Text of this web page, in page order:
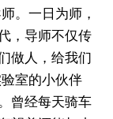
。一日为师，
，导师不仅传
做人，给我们
室的小伙伴
曾经每天骑车